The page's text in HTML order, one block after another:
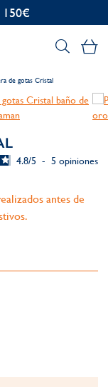
de gotas Cristal
4.8/5 - 5 opiniones
antes de